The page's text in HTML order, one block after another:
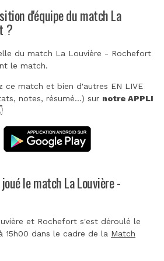
d'équipe du match La
?
du match La Louvière - Rochefort
le match.
ce match et bien d'autres EN LIVE
notes, résumé...) sur notre APPLI
le match La Louvière -
et Rochefort s'est déroulé le
15h00 dans le cadre de la Match